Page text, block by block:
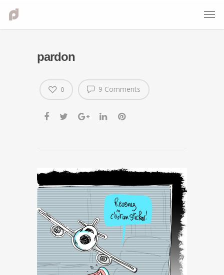
pardon
9 Comments
0